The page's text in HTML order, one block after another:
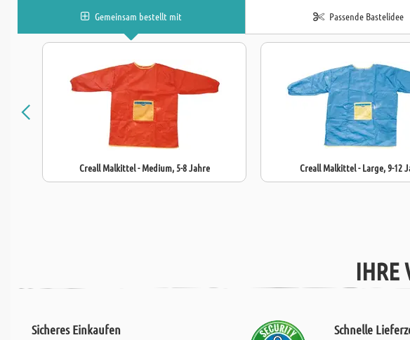
Gemeinsam bestellt mit Passende Bastelidee
Creall Malkittel - Medium, 5-8 Jahre Creall Malkittel - Large, 9-12
IHRE
Sicheres Einkaufen Schnelle